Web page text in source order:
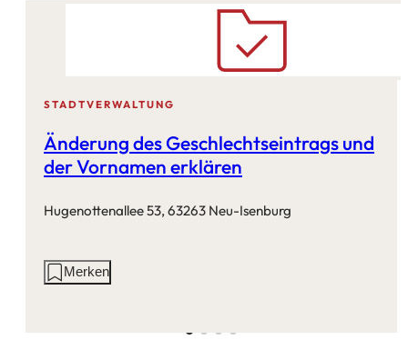
STADTVERWALTUNG
Änderung des Geschlechtseintrags und
der Vornamen erklären
Hugenottenallee 53, 63263 Neu-Isenburg
AktionenMerken